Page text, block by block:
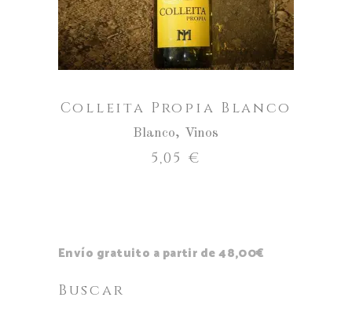
Colleita Propia Blanco
Blanco, Vinos
5,05 €
Envío gratuito a partir de 48,00€
Buscar